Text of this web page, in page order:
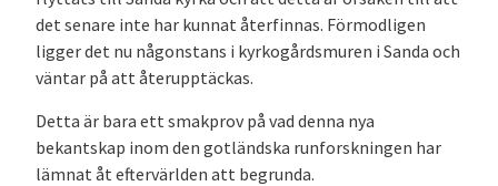
det senare inte har kunnat återfinnas. Förmodligen
ligger det nu någonstans i kyrkogårdsmuren i Sanda och
väntar på att återupptäckas.
Detta är bara ett smakprov på vad denna nya
bekantskap inom den gotländska runforskningen har
lämnat åt eftervärlden att begrunda.